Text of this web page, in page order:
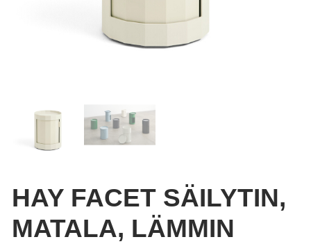
HAY FACET SÄILYTIN,
MATALA, LÄMMIN